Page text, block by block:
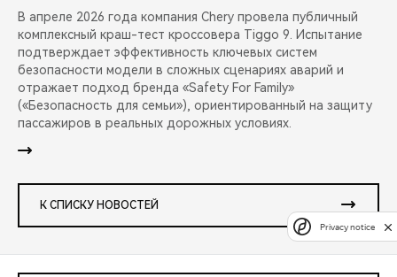
В апреле 2026 года компания Chery провела публичный
комплексный краш-тест кроссовера Tiggo 9. Испытание
подтверждает эффективность ключевых систем
безопасности модели в сложных сценариях аварий и
отражает подход бренда «Safety For Family»
(«Безопасность для семьи»), ориентированный на защиту
пассажиров в реальных дорожных условиях.
К СПИСКУ НОВОСТЕЙ
Privacy notice